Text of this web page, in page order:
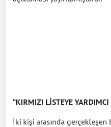
“KIRMIZI LİSTEYE
İki kişi arasında